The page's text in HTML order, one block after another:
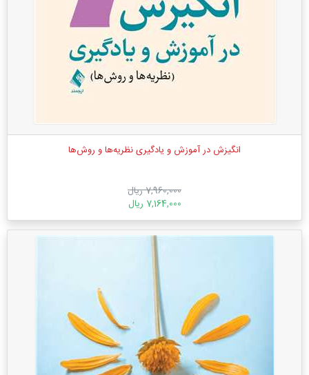
انگیزش در آموزش و یادگیری نظریه‌ها و روش‌ها
7,960,000 ریال
7,164,000 ریال